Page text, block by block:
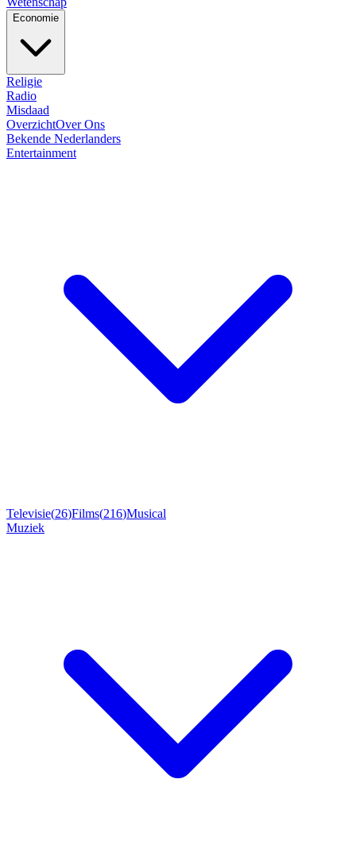
Economie
Religie
Radio
Misdaad
OverzichtOver Ons
Bekende Nederlanders
Entertainment
Televisie(26)Films(216)Musical
Muziek